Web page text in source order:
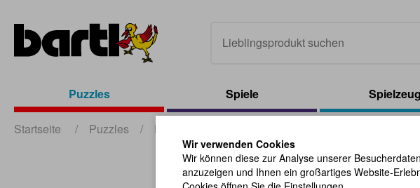
Puzzles Spiele Spielzeug
Startseite / Puzzles / Holz Puzzles
Wir verwenden Cookies
Wir können diese zur Analyse unserer
anzuzeigen und Ihnen ein großartiges Website-